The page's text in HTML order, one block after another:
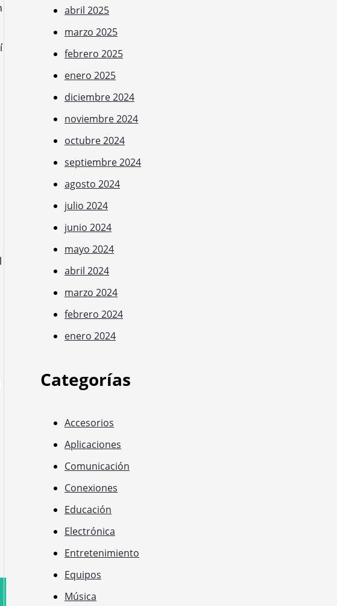
abril 2025
marzo 2025
febrero 2025
enero 2025
diciembre 2024
noviembre 2024
octubre 2024
septiembre 2024
agosto 2024
julio 2024
junio 2024
mayo 2024
abril 2024
marzo 2024
febrero 2024
enero 2024
Categorías
Accesorios
Aplicaciones
Comunicación
Conexiones
Educación
Electrónica
Entretenimiento
Equipos
Música